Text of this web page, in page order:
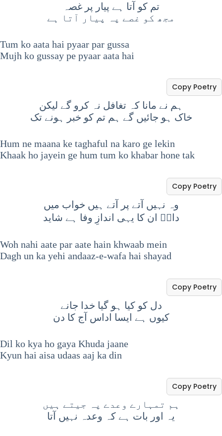
تم کو آتا ہے پیار پر غصہ
مجھ کو غصے پہ پیار آتا ہے
Tum ko aata hai pyaar par gussa
Mujh ko gussay pe pyaar aata hai
ہم نے مانا کہ تغافل نہ کرو گے لیکن
خاک ہو جائیں گے ہم تم کو خبر ہونے تک
Copy Poetry
Hum ne maana ke taghaful na karo ge lekin
Khaak ho jayein ge hum tum ko khabar hone tak
وہ نہیں آتے پر آتے ہیں خواب میں
داغؔ ان کا یہی اندازِ وفا ہے شاید
Copy Poetry
Woh nahi aate par aate hain khwaab mein
Dagh un ka yehi andaaz-e-wafa hai shayad
دل کو کیا ہو گیا خدا جانے
کیوں ہے ایسا اداس آج کا دن
Copy Poetry
Dil ko kya ho gaya Khuda jaane
Kyun hai aisa udaas aaj ka din
ہم تمہارے وعدے پہ جیتے ہیں
یہ اور بات ہے کہ وعدہ نہیں آتا
Copy Poetry